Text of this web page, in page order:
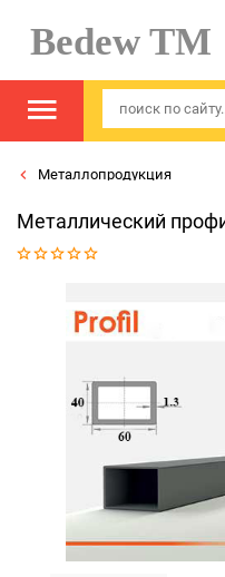
Bedew TM
Металлопродукция
Металлический